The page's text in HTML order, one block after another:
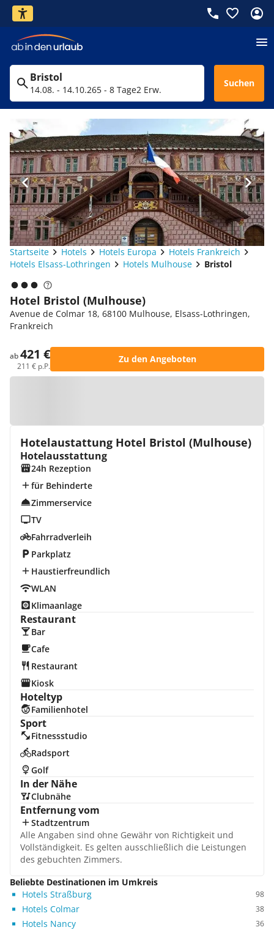
Bristol
14.08. - 14.10.265 - 8 Tage2 Erw.
Suchen
Startseite Hotels Hotels Europa
Hotels Frankreich
Hotels Elsass-Lothringen
Hotels Mulhouse Bristol
Hotel Bristol (Mulhouse)
Avenue de Colmar 18, 68100 Mulhouse, Elsass-Lothringen,
Frankreich
ab421 €
211 € p.P.
Zu den Angeboten
Hotelaustattung Hotel Bristol (Mulhouse)
Hotelausstattung
24h Rezeption
für Behinderte
Zimmerservice
TV
Fahrradverleih
Parkplatz
Haustierfreundlich
WLAN
Klimaanlage
Restaurant
Bar
Cafe
Restaurant
Kiosk
Hoteltyp
Familienhotel
Sport
Fitnessstudio
Radsport
Golf
In der Nähe
Clubnähe
Entfernung vom
Stadtzentrum
Alle Angaben sind ohne Gewähr von Richtigkeit und
Vollständigkeit. Es gelten ausschließlich die Leistungen
des gebuchten Zimmers.
Beliebte Destinationen im Umkreis
Hotels Straßburg
98
Hotels Colmar 38
Hotels Nancy 36